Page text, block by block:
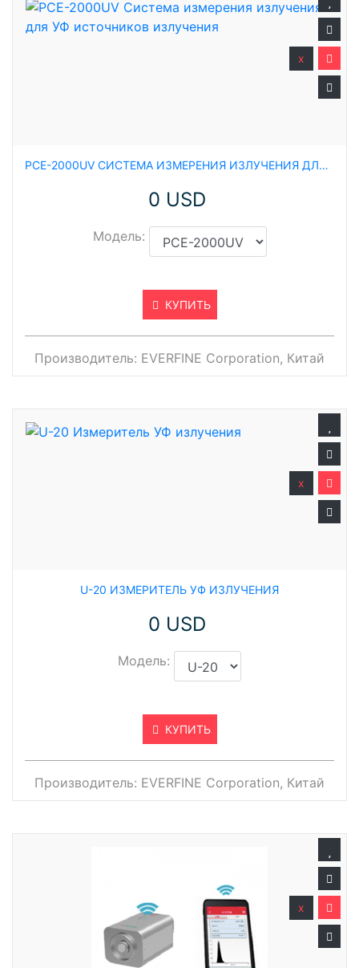
PCE-2000UV СИСТЕМА ИЗМЕРЕНИЯ ИЗЛУЧЕНИЯ ДЛЯ УФ ИСТОЧНИКОВ ИЗЛУЧЕНИЯ
0 USD
Модель:
КУПИТЬ
x
Производитель: EVERFINE Corporation, Китай
U-20 ИЗМЕРИТЕЛЬ УФ ИЗЛУЧЕНИЯ
0 USD
Модель:
КУПИТЬ
x
Производитель: EVERFINE Corporation, Китай
x